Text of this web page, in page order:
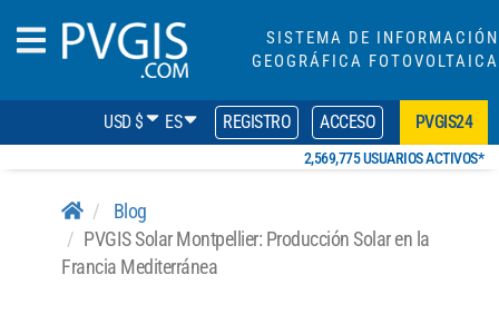
SISTEMA DE INFORMACIÓN
GEOGRÁFICA FOTOVOLTAICA
USD $ ES REGISTRO ACCESO PVGIS24
2,569,775 USUARIOS ACTIVOS*
Blog
PVGIS Solar Montpellier: Producción Solar en la
Francia Mediterránea